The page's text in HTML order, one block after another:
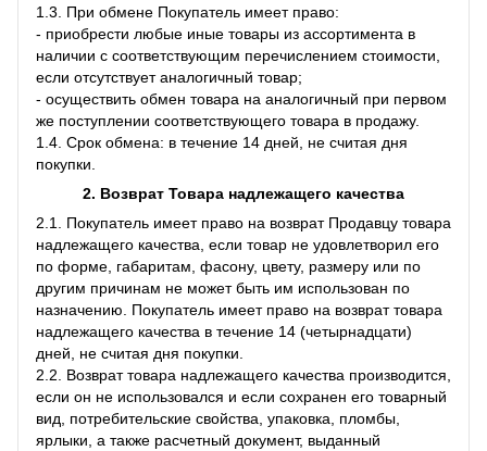
1.3. При обмене Покупатель имеет право:
- приобрести любые иные товары из ассортимента в
наличии с соответствующим перечислением стоимости,
если отсутствует аналогичный товар;
- осуществить обмен товара на аналогичный при первом
же поступлении соответствующего товара в продажу.
1.4. Срок обмена: в течение 14 дней, не считая дня
покупки.
2. Возврат Товара надлежащего качества
2.1. Покупатель имеет право на возврат Продавцу товара
надлежащего качества, если товар не удовлетворил его
по форме, габаритам, фасону, цвету, размеру или по
другим причинам не может быть им использован по
назначению. Покупатель имеет право на возврат товара
надлежащего качества в течение 14 (четырнадцати)
дней, не считая дня покупки.
2.2. Возврат товара надлежащего качества производится,
если он не использовался и если сохранен его товарный
вид, потребительские свойства, упаковка, пломбы,
ярлыки, а также расчетный документ, выданный